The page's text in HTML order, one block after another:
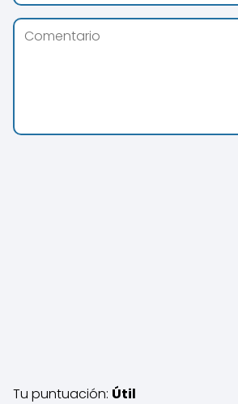
Tu puntuación: Útil